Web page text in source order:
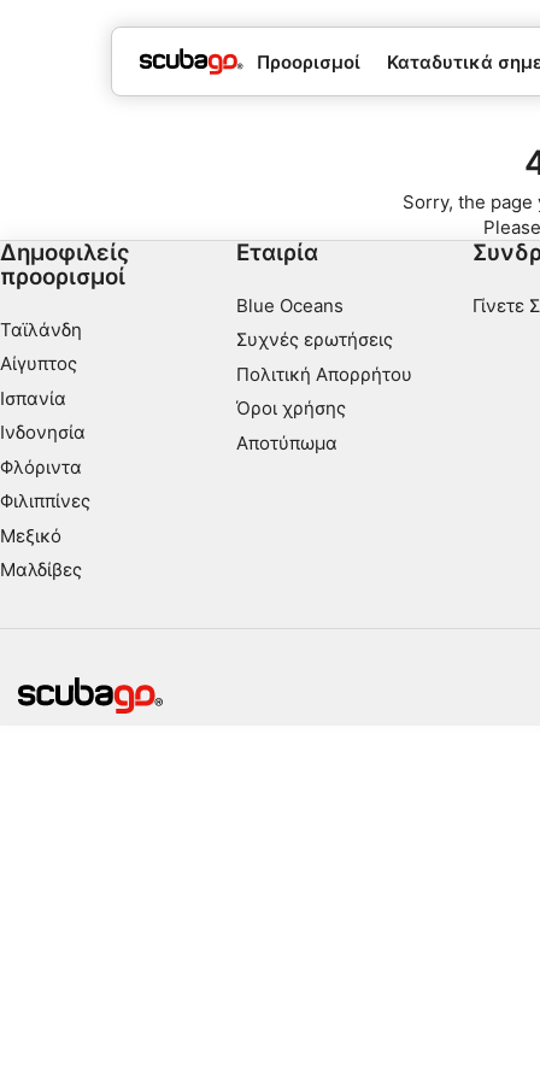
Προορισμοί Καταδυτικά
Sorry, the
Δημοφιλείς
προορισμοί
Ταϊλάνδη
Αίγυπτος
Ισπανία
Ινδονησία
Φλόριντα
Φιλιππίνες
Μεξικό
Μαλδίβες
Εταιρία
Blue Oceans
Συχνές ερωτήσεις
Πολιτική Απορρήτου
Όροι χρήσης
Αποτύπωμα
Γίνετε